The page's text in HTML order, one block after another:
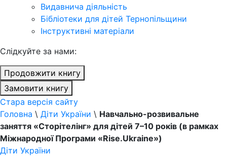
Видавнича діяльність
Бібліотеки для дітей Тернопільщини
Інструктивні матеріали
Cлідкуйте за нами:
Продовжити книгу
Замовити книгу
Стара версія сайту
Головна \ Діти України \ Навчально-розвивальне
заняття «Сторітелінг» для дітей 7–10 років (в рамках
Міжнародної Програми «Rise.Ukraine»)
Діти України